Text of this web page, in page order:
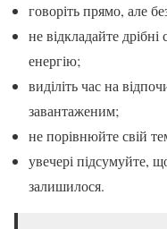
говоріть прямо, але
не відкладайте
енергію;
виділіть час на
завантаженим;
не порівнюйте свій
увечері підсумуйте,
залишилося.